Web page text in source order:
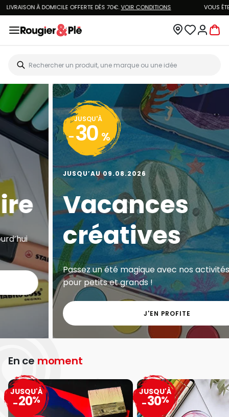
VOUS ÊTES CLIENT ROUGIER&PLÉ ? CRÉEZ UN NOUVEAU MOT DE PASSE ET ACCÉDEZ
ÀVOTRE COMPTE.
JUSQU'À
- 20 %
JUSQU’AU 13.08.2026
Big Art
Exclu web - Gros volumes à petits prix sur une
grande sélection de matériel artistique.
J'EN PROFITE
En ce moment
JUSQU'À
-20%
JUSQU'À
-30%